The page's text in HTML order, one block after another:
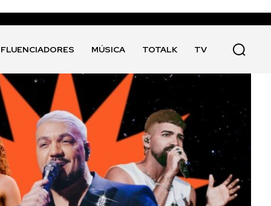
MÚSICA TOTALK TV